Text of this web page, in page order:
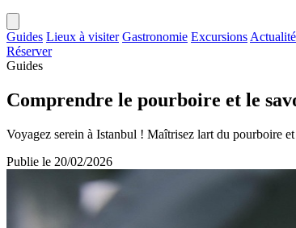
Guides Lieux à visiter Gastronomie Excursions
Réserver
Guides
Comprendre le pourboire et le
Voyagez serein à Istanbul ! Maîtrisez lart du pourboire
Publie le 20/02/2026